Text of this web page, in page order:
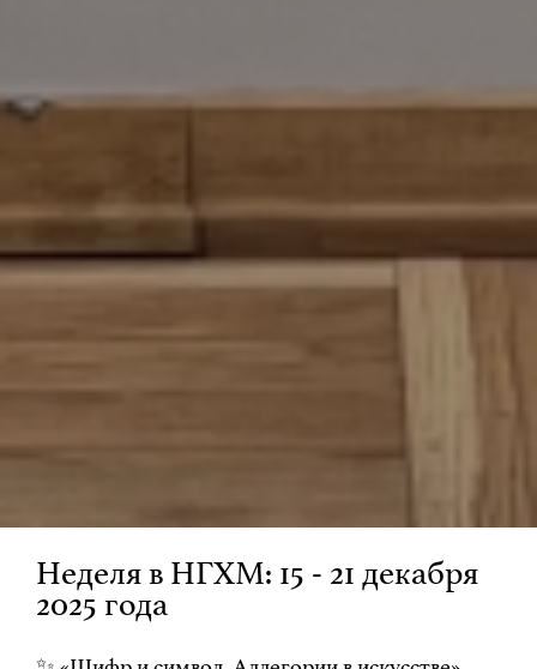
Неделя в НГХМ: 15 - 21 декабря
2025 года